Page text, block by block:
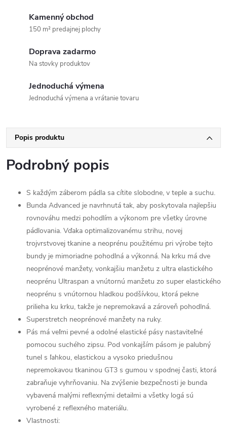
Kamenný obchod
150 m² predajnej plochy
Doprava zadarmo
Na stovky produktov
Jednoduchá výmena
Jednoduchá výmena a vrátanie tovaru
Popis produktu
Podrobný popis
S každým záberom pádla sa cítite slobodne, v teple a suchu.
Bunda Advanced je navrhnutá tak, aby poskytovala najlepšiu
rovnováhu medzi pohodlím a výkonom pre všetky úrovne
pádlovania. Vďaka optimalizovanému strihu, novej
trojvrstvovej tkanine a neoprénu použitému pri výrobe tejto
bundy je mimoriadne pohodlná a výkonná. Na krku má dve
neoprénové manžety, vonkajšiu manžetu z ultra elastického
neoprénu Ultraspan a vnútornú manžetu zo super elastického
neoprénu s vnútornou hladkou podšívkou, ktorá pekne
prilieha ku krku, takže je nepremokavá a zároveň pohodlná.
Superstretch neoprénové manžety na ruky.
Pás má veľmi pevné a odolné elastické pásy nastaviteľné
pomocou suchého zipsu. Pod vonkajším pásom je palubný
tunel s ľahkou, elastickou a vysoko priedušnou
nepremokavou tkaninou GT3 s gumou v spodnej časti, ktorá
zabraňuje vyhrňovaniu. Na zvýšenie bezpečnosti je bunda
vybavená malými reflexnými detailmi a všetky logá sú
vyrobené z reflexného materiálu.
Vlastnosti: